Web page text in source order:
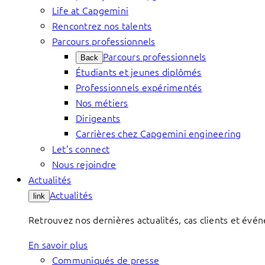
Life at Capgemini
Rencontrez nos talents
Parcours professionnels
Back Parcours professionnels
Étudiants et jeunes diplômés
Professionnels expérimentés
Nos métiers
Dirigeants
Carrières chez Capgemini engineering
Let’s connect
Nous rejoindre
Actualités
link Actualités
Retrouvez nos dernières actualités, cas clients et
En savoir plus
Communiqués de presse